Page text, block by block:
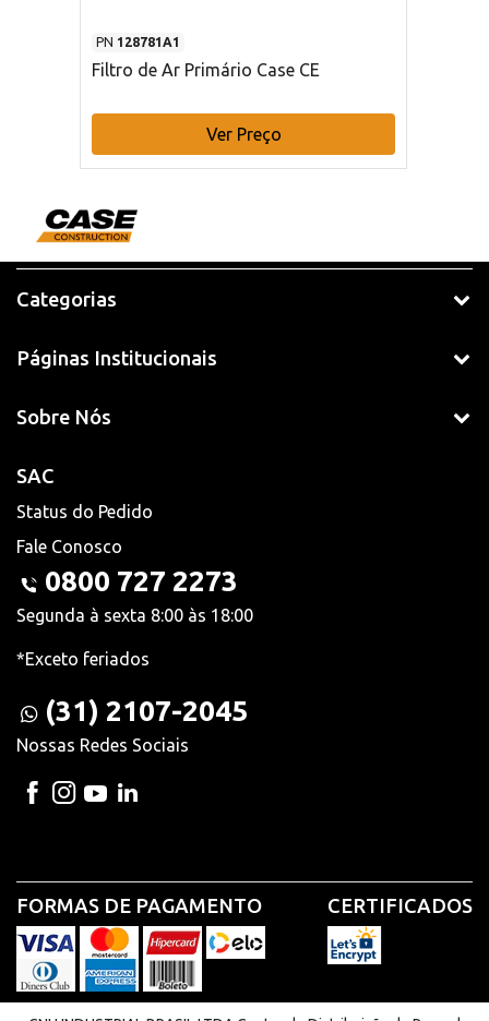
PN 128781A1
Filtro de Ar Primário Case CE
Ver Preço
Categorias
Páginas Institucionais
Sobre Nós
SAC
Status do Pedido
Fale Conosco
0800 727 2273
Segunda à sexta 8:00 às 18:00
*Exceto feriados
(31) 2107-2045
Nossas Redes Sociais
FORMAS DE PAGAMENTO CERTIFICADOS